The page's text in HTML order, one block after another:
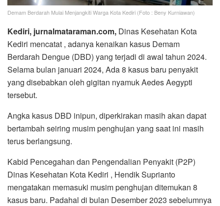
Demam Berdarah Mulai Menjangkiti Warga Kota Kediri (Foto : Beny Kurniawan)
Kediri, jurnalmataraman.com, Dinas Kesehatan Kota
Kediri mencatat , adanya kenaikan kasus Demam
Berdarah Dengue (DBD) yang terjadi di awal tahun 2024.
Selama bulan januari 2024, Ada 8 kasus baru penyakit
yang disebabkan oleh gigitan nyamuk Aedes Aegypti
tersebut.
Angka kasus DBD inipun, diperkirakan masih akan dapat
bertambah seiring musim penghujan yang saat ini masih
terus berlangsung.
Kabid Pencegahan dan Pengendalian Penyakit (P2P)
Dinas Kesehatan Kota Kediri , Hendik Suprianto
mengatakan memasuki musim penghujan ditemukan 8
kasus baru. Padahal di bulan Desember 2023 sebelumnya